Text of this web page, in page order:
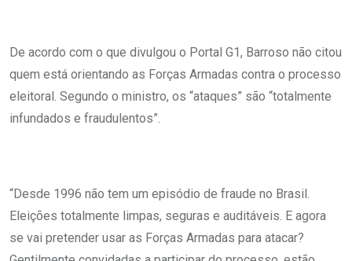
De acordo com o que divulgou o Portal G1, Barroso não citou
quem está orientando as Forças Armadas contra o processo
eleitoral. Segundo o ministro, os “ataques” são “totalmente
infundados e fraudulentos”.
“Desde 1996 não tem um episódio de fraude no Brasil.
Eleições totalmente limpas, seguras e auditáveis. E agora
se vai pretender usar as Forças Armadas para atacar?